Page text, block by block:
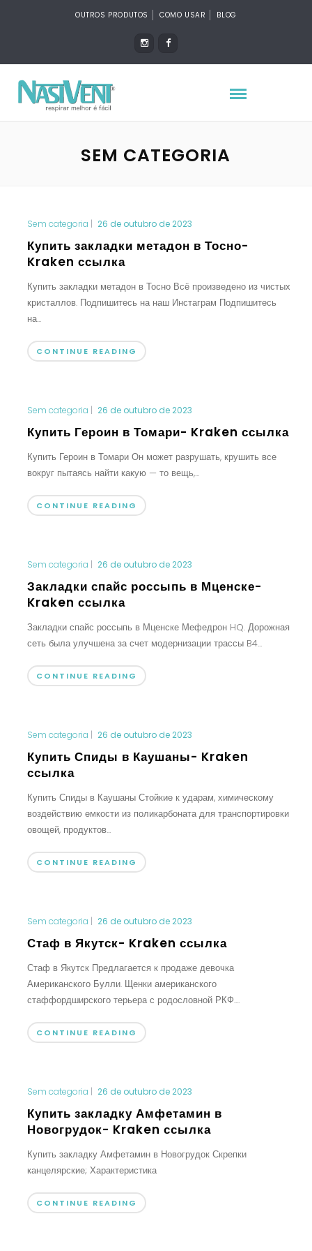
OUTROS PRODUTOS COMO USAR BLOG
SEM CATEGORIA
Sem categoria | 26 de outubro de 2023
Купить закладки метадон в Тосно-
Kraken ссылка
Купить закладки метадон в Тосно Всё произведено из чистых
кристаллов. Подпишитесь на наш Инстаграм Подпишитесь
на...
CONTINUE READING
Sem categoria | 26 de outubro de 2023
Купить Героин в Томари- Kraken ссылка
Купить Героин в Томари Он может разрушать, крушить все
вокруг пытаясь найти какую — то вещь,...
CONTINUE READING
Sem categoria | 26 de outubro de 2023
Закладки спайс россыпь в Мценске-
Kraken ссылка
Закладки спайс россыпь в Мценске Мефедрон HQ. Дорожная
сеть была улучшена за счет модернизации трассы B4...
CONTINUE READING
Sem categoria | 26 de outubro de 2023
Купить Спиды в Каушаны- Kraken
ссылка
Купить Спиды в Каушаны Стойкие к ударам, химическому
воздействию емкости из поликарбоната для транспортировки
овощей, продуктов...
CONTINUE READING
Sem categoria | 26 de outubro de 2023
Стаф в Якутск- Kraken ссылка
Стаф в Якутск Предлагается к продаже девочка
Американского Булли. Щенки американского
стаффордширского терьера с родословной РКФ....
CONTINUE READING
Sem categoria | 26 de outubro de 2023
Купить закладку Амфетамин в
Новогрудок- Kraken ссылка
Купить закладку Амфетамин в Новогрудок Скрепки
канцелярские; Характеристика
CONTINUE READING